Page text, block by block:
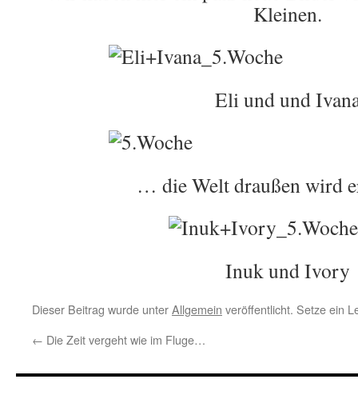
Kleinen.
Eli und und
… die Welt draußen wird
Inuk und Ivory
Dieser Beitrag wurde unterAllgemein veröffentlicht. Setze ein
← Die Zeit vergeht wie im Fluge…